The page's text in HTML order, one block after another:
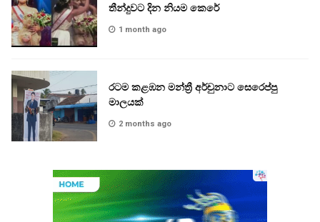
තීන්දුවට දින නියම කෙරේ
1 month ago
රටම කළඹන මන්ත්‍රී අර්චුනාට සෙරෙප්පු
මාලයක්
2 months ago